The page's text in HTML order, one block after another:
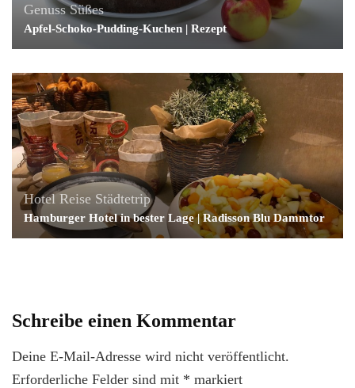
Genuss Süßes
Apfel-Schoko-Pudding-Kuchen | Rezept
Hotel Reise Städtetrip
Hamburger Hotel in bester Lage | Radisson Blu Dammtor
Schreibe einen Kommentar
Deine E-Mail-Adresse wird nicht veröffentlicht.
Erforderliche Felder sind mit * markiert